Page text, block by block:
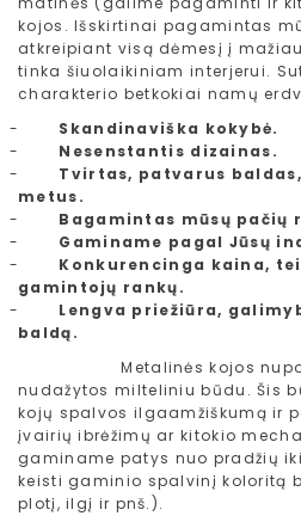
kojos. Išskirtinai pagamintas
atkreipiant visą dėmesį į
tinka šiuolaikiniam interjerui.
charakterio betkokiai namų
-
Skandinaviška kokybė.
-
Nesenstantis dizainas.
-
Tvirtas, patvarus
metus.
-
Bagamintas mūsų pačių
-
Gaminame pagal Jūsų
-
Konkurencinga kaina,
gamintojų rankų.
-
Lengva priežiūra,
baldą.
Metalinės kojos
nudažytos milteliniu būdu. Šis
kojų spalvos ilgaamžiškumą ir
įvairių ibrėžimų ar kitokio
gaminame patys nuo pradžių
keisti gaminio spalvinį koloritą
plotį, ilgį ir pnš.).